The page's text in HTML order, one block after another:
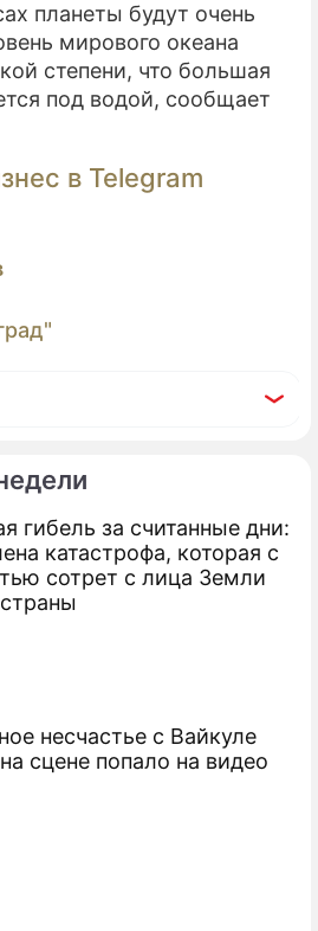
гибель за считанные дни:
катастрофа, которая с
сотрет с лица Земли
несчастье с Вайкуле
сцене попало на видео
планеты будут очень
мирового океана
степени, что большая
под водой, сообщает
в Telegram